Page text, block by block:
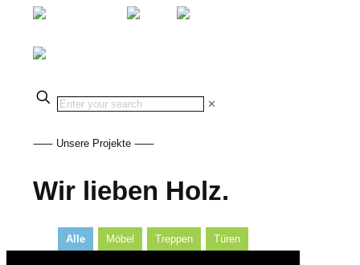
✕
⸺ Unsere Projekte ⸺
Wir lieben Holz.
Alle Möbel Treppen Türen